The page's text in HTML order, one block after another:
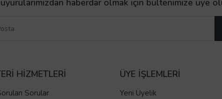
haberdar olmak için bültenimize üye
HİZMETLERİ
Sorular
ÜYE İŞLEMLERİ
Yeni Üyelik